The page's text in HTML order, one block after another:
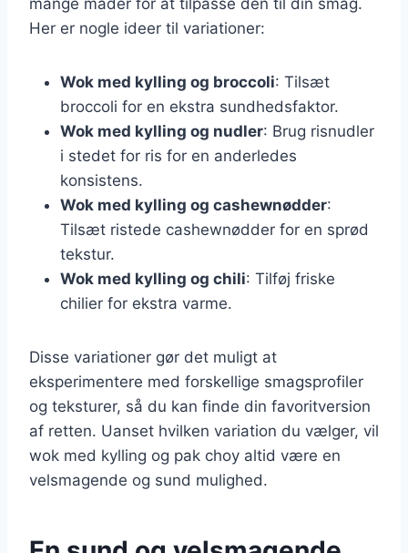
Her er nogle ideer til variationer:
Wok med kylling og broccoli: Tilsæt
broccoli for en ekstra sundhedsfaktor.
Wok med kylling og nudler: Brug risnudler
i stedet for ris for en anderledes
konsistens.
Wok med kylling og cashewnødder:
Tilsæt ristede cashewnødder for en sprød
tekstur.
Wok med kylling og chili: Tilføj friske
chilier for ekstra varme.
Disse variationer gør det muligt at
eksperimentere med forskellige smagsprofiler
og teksturer, så du kan finde din favoritversion
af retten. Uanset hvilken variation du vælger, vil
wok med kylling og pak choy altid være en
velsmagende og sund mulighed.